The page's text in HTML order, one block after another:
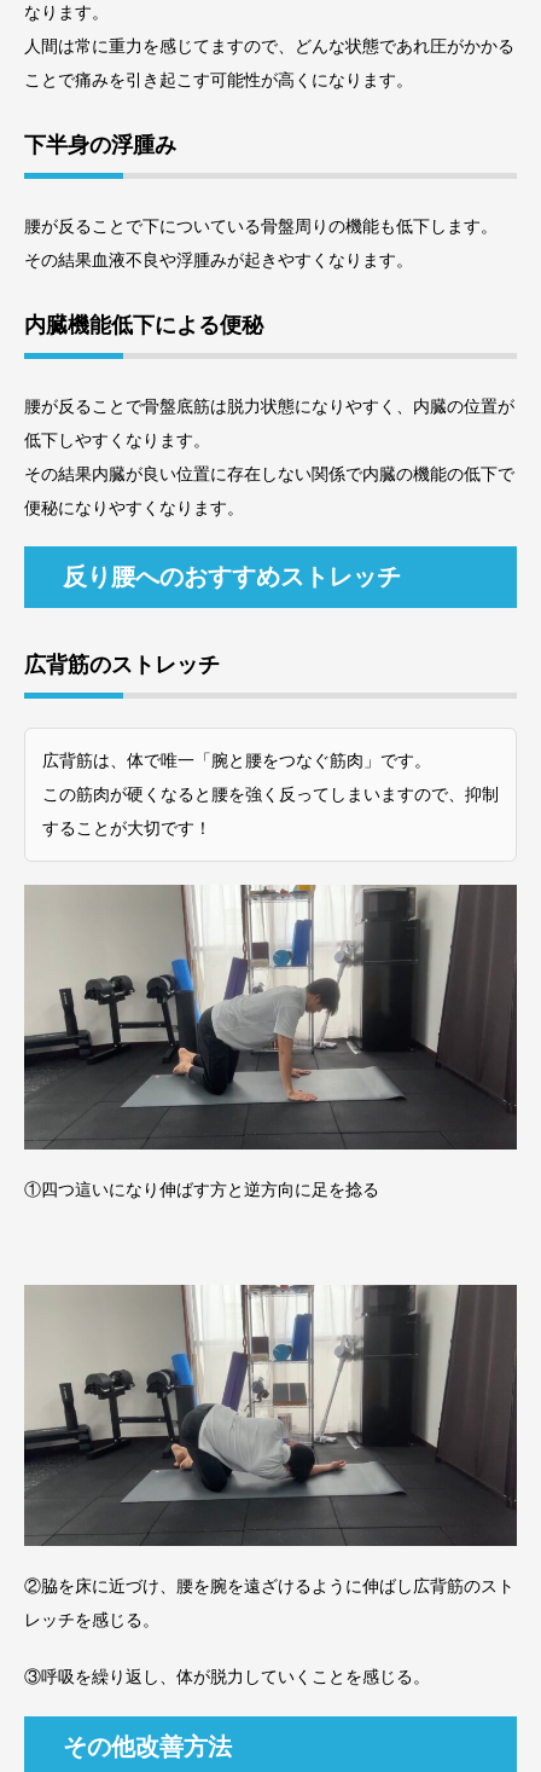
なります。
人間は常に重力を感じてますので、どんな状態であれ圧がかかる
ことで痛みを引き起こす可能性が高くになります。
下半身の浮腫み
腰が反ることで下についている骨盤周りの機能も低下します。
その結果血液不良や浮腫みが起きやすくなります。
内臓機能低下による便秘
腰が反ることで骨盤底筋は脱力状態になりやすく、内臓の位置が
低下しやすくなります。
その結果内臓が良い位置に存在しない関係で内臓の機能の低下で
便秘になりやすくなります。
反り腰へのおすすめストレッチ
広背筋のストレッチ
広背筋は、体で唯一「腕と腰をつなぐ筋肉」です。
この筋肉が硬くなると腰を強く反ってしまいますので、抑制
することが大切です！
①四つ這いになり伸ばす方と逆方向に足を捻る
②脇を床に近づけ、腰を腕を遠ざけるように伸ばし広背筋のスト
レッチを感じる。
③呼吸を繰り返し、体が脱力していくことを感じる。
その他改善方法